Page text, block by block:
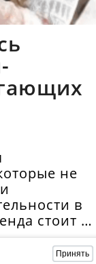
не
в
стоит в
Принять